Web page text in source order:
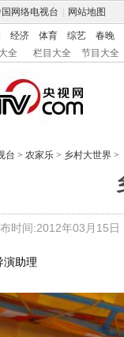
网络电视台 网站地图
经济 体育 综艺 春晚
全 栏目大全 节目大全
台 > 农家乐 > 乡村大世界 >
时间:2012年03月15日
演助理